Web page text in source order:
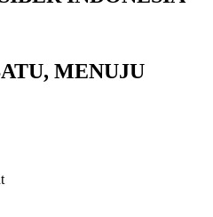
MENUJU